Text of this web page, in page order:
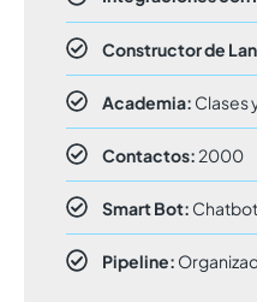
Constructor de
Academia: Clases
Contactos: 2000
Smart Bot:
Pipeline: